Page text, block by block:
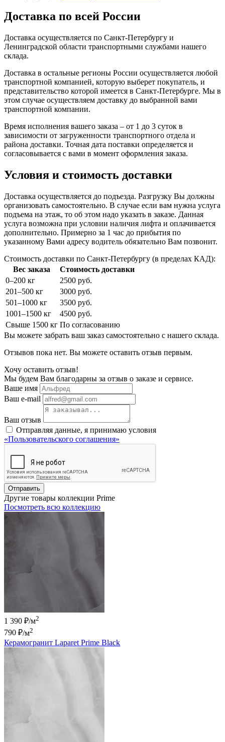
Доставка по всей России
Доставка осуществляется по Санкт-Петербургу и
Ленинградской области транспортными службами нашего
склада.
Доставка в остальные регионы России осуществляется любой
транспортной компанией, которую выберет покупатель, и
представительство которой имеется в Санкт-Петербурге. Мы в
этом случае осуществляем доставку до выбранной вами
транспортной компании.
Время исполнения вашего заказа – от 1 до 3 суток в
зависимости от загруженности транспортного отдела и
района доставки. Точная дата поставки определяется и
согласовывается с вами в момент оформления заказа.
Условия и стоимость доставки
Доставка осуществляется до подъезда. Разгрузку Вы должны
организовать самостоятельно. В случае если вам нужна услуга
подъема на этаж, то об этом надо указать в заказе. Данная
услуга возможна при условии наличия лифта и оплачивается
дополнительно. Примерно за 1 час до прибытия по
указанному Вами адресу водитель обязательно Вам позвонит.
Стоимость доставки по Санкт-Петербургу (в пределах КАД):
Вес заказа
Стоимость доставки
0–200 кг
2500 руб.
201–500 кг
3000 руб.
501–1000 кг
3500 руб.
1001–1500 кг
4500 руб.
Свыше 1500 кг По согласованию
Вы можете забрать ваш заказ самостоятельно с нашего склада.
Отзывов пока нет. Вы можете оставить отзыв первым.
Хочу оставить отзыв!
Мы будем Вам благодарны за отзыв о заказе и сервисе.
Ваше имя
Ваш e-mail
Ваш отзыв
Отправляя данные, я принимаю условия
«Пользовательского соглашения»
Отправить
Другие товары коллекции Prime
Посмотреть всю коллекцию
1 390 ₽/м2
790 ₽/м2
Керамогранит Laparet Prime Black